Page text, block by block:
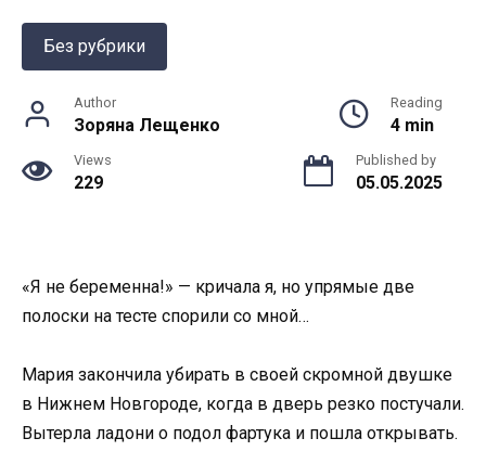
Без рубрики
Author
Зоряна Лещенко
Reading
4 min
Views
229
Published by
05.05.2025
«Я не беременна!» — кричала я, но упрямые две
полоски на тесте спорили со мной…
Мария закончила убирать в своей скромной двушке
в Нижнем Новгороде, когда в дверь резко постучали.
Вытерла ладони о подол фартука и пошла открывать.